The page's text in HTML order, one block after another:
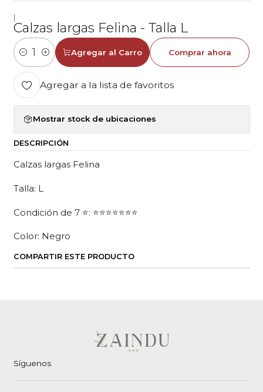
Calzas largas Felina - Talla L
Cantidad
Agregar al Carro Comprar ahora
Agregar a la lista de favoritos
Mostrar stock de ubicaciones
DESCRIPCIÓN
Calzas largas Felina
Talla: L
Condición de 7 ⭐: ⭐⭐⭐⭐⭐⭐⭐
Color: Negro
COMPARTIR ESTE PRODUCTO
Síguenos